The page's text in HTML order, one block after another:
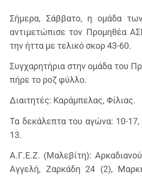
Σήμερα, Σάββατο, η ομάδα
αντιμετώπισε τον Προμηθέα
την ήττα με τελικό σκορ 43-60.
Συγχαρητήρια στην ομάδα του
πήρε το ροζ φύλλο.
Διαιτητές: Καράμπελας, Φίλιας.
Τα δεκάλεπτα του αγώνα: 10-17,
13.
Α.Γ.Ε.Ζ. (Μαλεβίτη):
Αγγελή, Ζαρκάδη 24 (2),